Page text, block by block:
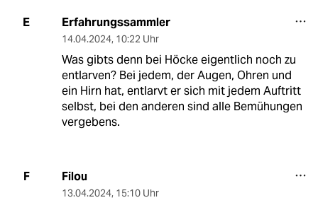
E Erfahrungssammler
14.04.2024, 10:22 Uhr
Was gibts denn bei Höcke eigentlich noch zu
entlarven? Bei jedem, der Augen, Ohren und
ein Hirn hat, entlarvt er sich mit jedem Auftritt
selbst, bei den anderen sind alle Bemühungen
vergebens.
F Filou
13.04.2024, 15:10 Uhr